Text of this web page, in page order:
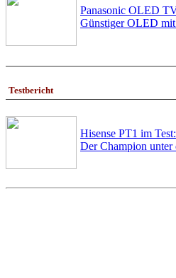
Panasonic OLED
Günstiger OLED
Testbericht
Hisense PT1 im Test:
Der Champion